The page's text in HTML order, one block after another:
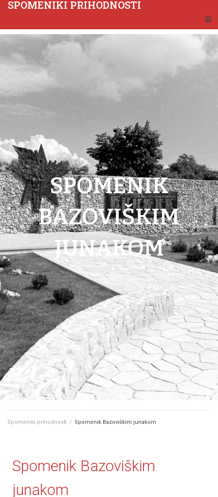
SPOMENIKI PRIHODNOSTI
SPOMENIK
BAZOVIŠKIM
JUNAKOM
Spomeniki prihodnosti / Spomenik Bazoviškim junakom
Spomenik Bazoviškim
junakom